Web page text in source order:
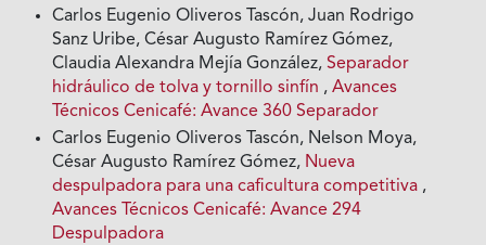
Carlos Eugenio Oliveros Tascón, Juan Rodrigo
Sanz Uribe, César Augusto Ramírez Gómez,
Claudia Alexandra Mejía González,Separador
hidráulico de tolva y tornillo sinfín ,Avances
Técnicos Cenicafé: Avance 360 Separador
Carlos Eugenio Oliveros Tascón, Nelson Moya,
César Augusto Ramírez Gómez, Nueva
despulpadora para una caficultura competitiva ,
Avances Técnicos Cenicafé: Avance 294
Despulpadora